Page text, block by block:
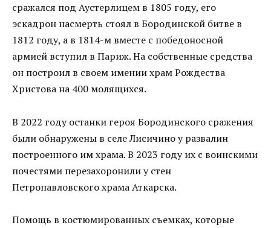
сражался под Аустерлицем в 1805 году, его
эскадрон насмерть стоял в Бородинской битве в
1812 году, а в 1814-м вместе с победоносной
армией вступил в Париж. На собственные средства
он построил в своем имении храм Рождества
Христова на 400 молящихся.
В 2022 году останки героя Бородинского сражения
были обнаружены в селе Лисичино у развалин
построенного им храма. В 2023 году их с воинскими
почестями перезахоронили у стен
Петропавловского храма Аткарска.
Помощь в костюмированных съемках, которые